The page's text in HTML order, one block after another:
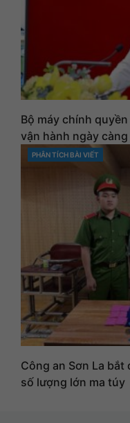
Bộ máy chính
vận hành ngày
CATEGORIES
PHÂN TÍCH BÀI VIẾT
Công an Sơn La
số lượng lớn ma túy